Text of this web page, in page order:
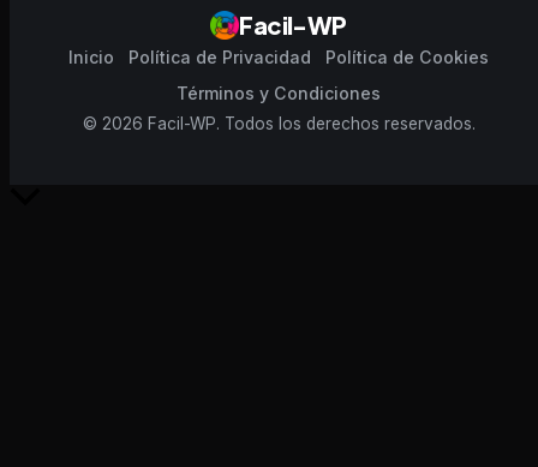
Facil-WP
Inicio Política de Privacidad
Política de Cookies
Términos y Condiciones
© 2026 Facil-WP. Todos los derechos reservados.